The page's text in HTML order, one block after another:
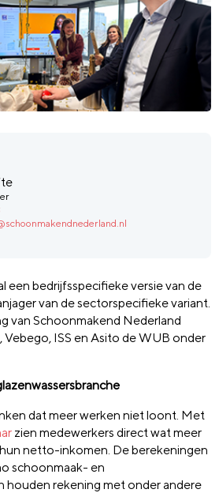
een bedrijfsspecifieke versie van de
van de sectorspecifieke variant.
van Schoonmakend Nederland
ISS en Asito de WUB onder
dat meer werken niet loont. Met
zien medewerkers direct wat meer
netto-inkomen. De berekeningen
schoonmaak- en
houden rekening met onder andere